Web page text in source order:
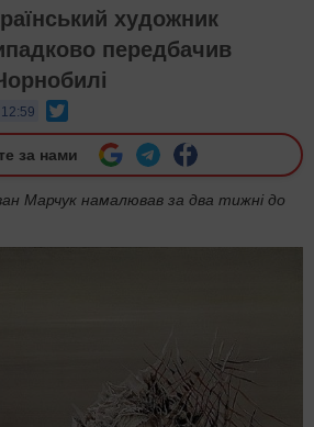
художник
передбачив
за нами
Марчук намалював за два тижні до